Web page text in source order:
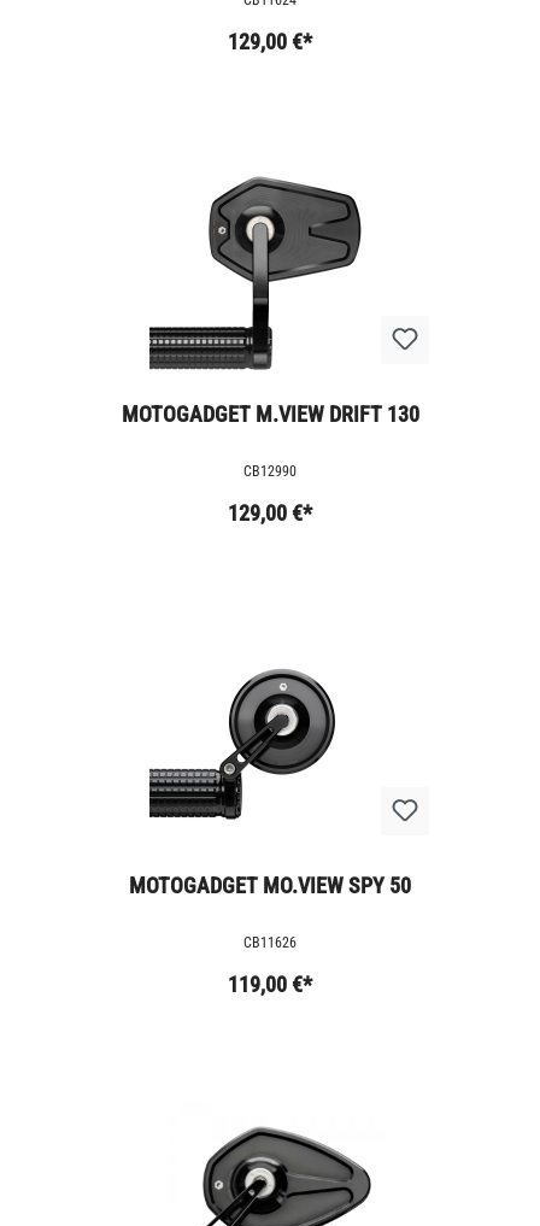
129,00 €*
MOTOGADGET M.VIEW DRIFT 130
CB12990
129,00 €*
MOTOGADGET MO.VIEW SPY 50
CB11626
119,00 €*